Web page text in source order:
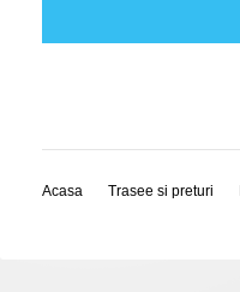
Acasa Trasee si preturi